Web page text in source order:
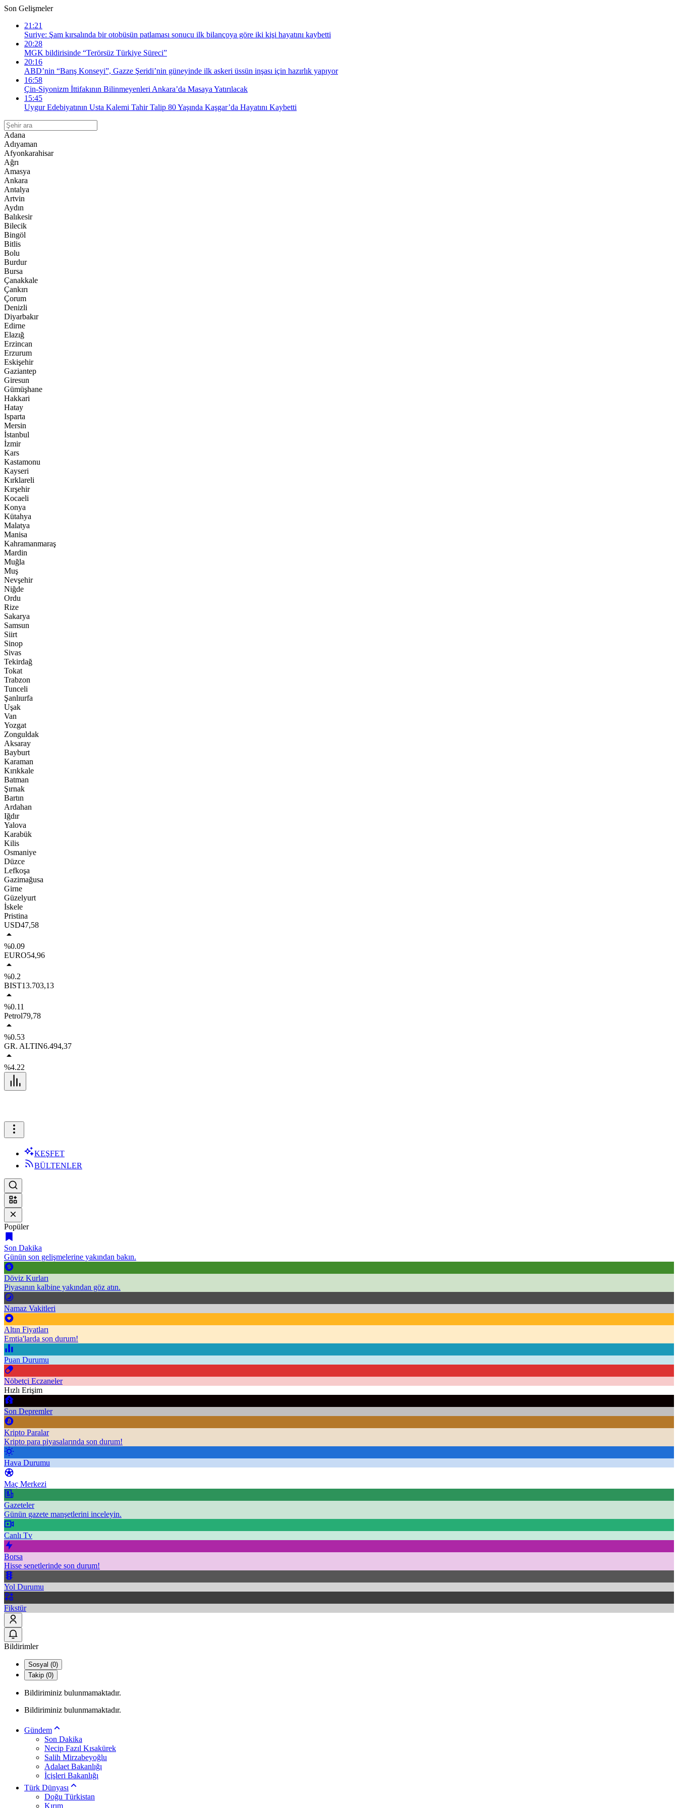
Son Gelişmeler
21:21
Suriye: Şam kırsalında bir otobüsün patlaması sonucu ilk bilançoya göre iki kişi hayatını kaybetti
20:28
MGK bildirisinde “Terörsüz Türkiye Süreci”
20:16
ABD’nin “Barış Konseyi”, Gazze Şeridi’nin güneyinde ilk askeri üssün inşası için hazırlık yapıyor
16:58
Çin-Siyonizm İttifakının Bilinmeyenleri Ankara’da Masaya Yatırılacak
15:45
Uygur Edebiyatının Usta Kalemi Tahir Talip 80 Yaşında Kaşgar’da Hayatını Kaybetti
Adana
Adıyaman
Afyonkarahisar
Ağrı
Amasya
Ankara
Antalya
Artvin
Aydın
Balıkesir
Bilecik
Bingöl
Bitlis
Bolu
Burdur
Bursa
Çanakkale
Çankırı
Çorum
Denizli
Diyarbakır
Edirne
Elazığ
Erzincan
Erzurum
Eskişehir
Gaziantep
Giresun
Gümüşhane
Hakkari
Hatay
Isparta
Mersin
İstanbul
İzmir
Kars
Kastamonu
Kayseri
Kırklareli
Kırşehir
Kocaeli
Konya
Kütahya
Malatya
Manisa
Kahramanmaraş
Mardin
Muğla
Muş
Nevşehir
Niğde
Ordu
Rize
Sakarya
Samsun
Siirt
Sinop
Sivas
Tekirdağ
Tokat
Trabzon
Tunceli
Şanlıurfa
Uşak
Van
Yozgat
Zonguldak
Aksaray
Bayburt
Karaman
Kırıkkale
Batman
Şırnak
Bartın
Ardahan
Iğdır
Yalova
Karabük
Kilis
Osmaniye
Düzce
Lefkoşa
Gazimağusa
Girne
Güzelyurt
İskele
Pristina
USD47,58
%0.09
EURO54,96
%0.2
BIST13.703,13
%0.11
Petrol79,78
%0.53
GR. ALTIN6.494,37
%4.22
KEŞFET
BÜLTENLER
Popüler
Son Dakika
Günün son gelişmelerine yakından bakın.
Döviz Kurları
Piyasanın kalbine yakından göz atın.
Namaz Vakitleri
Altın Fiyatları
Emtia'larda son durum!
Puan Durumu
Nöbetçi Eczaneler
Hızlı Erişim
Son Depremler
Kripto Paralar
Kripto para piyasalarında son durum!
Hava Durumu
Maç Merkezi
Gazeteler
Günün gazete manşetlerini inceleyin.
Canlı Tv
Borsa
Hisse senetlerinde son durum!
Yol Durumu
Fikstür
Bildirimler
Sosyal (0)
Takip (0)
Bildiriminiz bulunmamaktadır.
Bildiriminiz bulunmamaktadır.
Gündem
Son Dakika
Necip Fazıl Kısakürek
Salih Mirzabeyoğlu
Adalaet Bakanlığı
İçişleri Bakanlığı
Türk Dünyası
Doğu Türkistan
Kırım